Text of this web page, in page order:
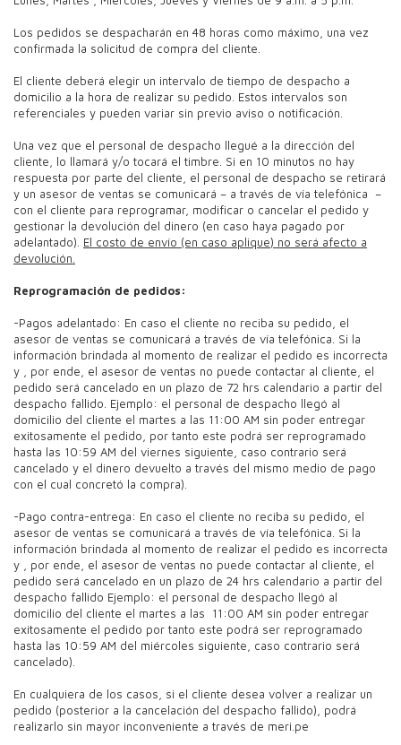
Los pedidos se despacharán en 48 horas como máximo, una vez
confirmada la solicitud de compra del cliente.
El cliente deberá elegir un intervalo de tiempo de despacho a
domicilio a la hora de realizar su pedido. Estos intervalos son
referenciales y pueden variar sin previo aviso o notificación.
Una vez que el personal de despacho llegué a la dirección del
cliente, lo llamará y/o tocará el timbre. Si en 10 minutos no hay
respuesta por parte del cliente, el personal de despacho se retirará
y un asesor de ventas se comunicará – a través de vía telefónica –
con el cliente para reprogramar, modificar o cancelar el pedido y
gestionar la devolución del dinero (en caso haya pagado por
adelantado). El costo de envío (en caso aplique) no será afecto a
devolución.
Reprogramación de pedidos:
-Pagos adelantado: En caso el cliente no reciba su pedido, el
asesor de ventas se comunicará a través de vía telefónica. Si la
información brindada al momento de realizar el pedido es incorrecta
y , por ende, el asesor de ventas no puede contactar al cliente, el
pedido será cancelado en un plazo de 72 hrs calendario a partir del
despacho fallido. Ejemplo: el personal de despacho llegó al
domicilio del cliente el martes a las 11:00 AM sin poder entregar
exitosamente el pedido, por tanto este podrá ser reprogramado
hasta las 10:59 AM del viernes siguiente, caso contrario será
cancelado y el dinero devuelto a través del mismo medio de pago
con el cual concretó la compra).
-Pago contra-entrega: En caso el cliente no reciba su pedido, el
asesor de ventas se comunicará a través de vía telefónica. Si la
información brindada al momento de realizar el pedido es incorrecta
y , por ende, el asesor de ventas no puede contactar al cliente, el
pedido será cancelado en un plazo de 24 hrs calendario a partir del
despacho fallido Ejemplo: el personal de despacho llegó al
domicilio del cliente el martes a las 11:00 AM sin poder entregar
exitosamente el pedido por tanto este podrá ser reprogramado
hasta las 10:59 AM del miércoles siguiente, caso contrario será
cancelado).
En cualquiera de los casos, si el cliente desea volver a realizar un
pedido (posterior a la cancelación del despacho fallido), podrá
realizarlo sin mayor inconveniente a través de meri.pe